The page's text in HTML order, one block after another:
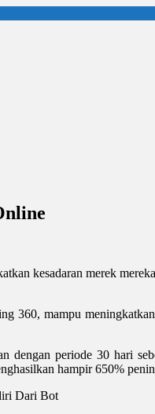
kesadaran merek
360, mampu
periode 30 hari
hampir 650%
Dari Bot